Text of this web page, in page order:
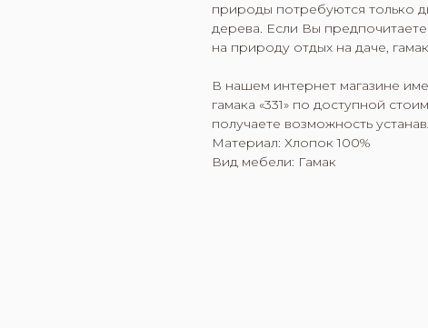
природы потребуются только
дерева. Если Вы
на природу отдых на даче,
В нашем интернет магазине
гамака «331» по доступной
получаете возможность
Материал: Хлопок 100%
Вид мебели: Гамак